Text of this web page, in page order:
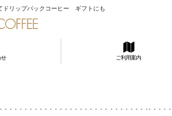
リップパックコーヒー ギフトにも
せ ご利用案内